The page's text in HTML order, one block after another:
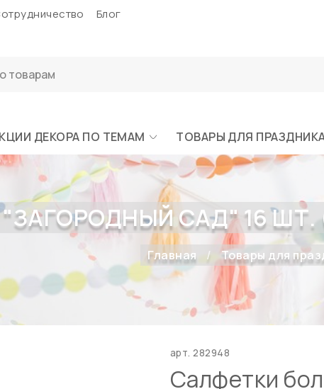
Блог
ДЕКОРА ПО ТЕМАМ ТОВАРЫ ДЛЯ
САД" 16 ШТ.
Главная Товары для
арт.282948
Салфетки